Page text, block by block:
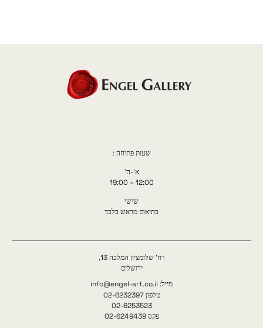
שעות פתיחה :
א'-ה'
12:00 – 19:00
שישי
בתיאום מראש בלבד
רח' שלומציון המלכה 13,
ירושלים
מייל: info@engel-art.co.il
טלפון 02-6232397
02-6253523
פקס 02-6249439